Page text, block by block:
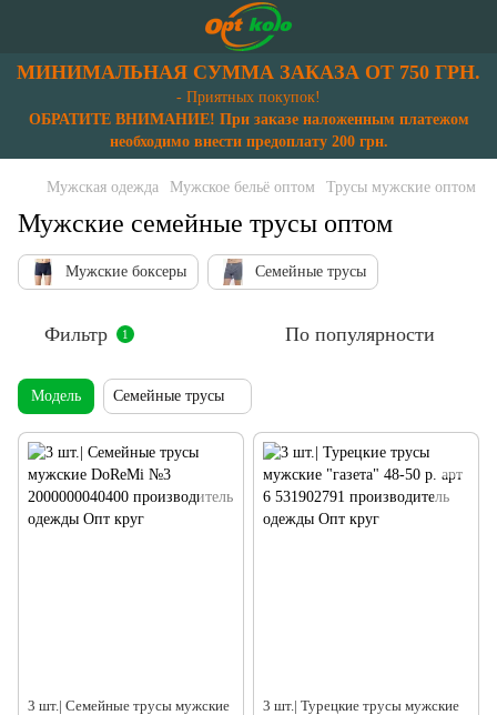
МИНИМАЛЬНАЯ СУММА ЗАКАЗА ОТ 750 ГРН.
- Приятных покупок!
ОБРАТИТЕ ВНИМАНИЕ! При заказе наложенным платежом
необходимо внести предоплату 200 грн.
Мужская одежда Мужское бельё оптом Трусы мужские оптом
Мужские семейные трусы оптом
Мужские боксеры Семейные трусы
Фильтр 1 По популярности
Мoдель Семейные трусы
3 шт.| Семейные трусы мужские
3 шт.| Турецкие трусы мужские